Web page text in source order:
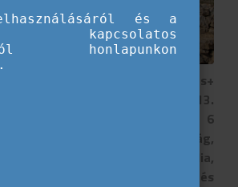
Egyesület az Erasmus+
belül szervezett március 7-13.
ifjúsági cserét. A programra 6
résztvevők (Horvátország,
Litvánia, Portugália,
A téma az internet megismerése és
és a
kapcsolatos
honlapunkon